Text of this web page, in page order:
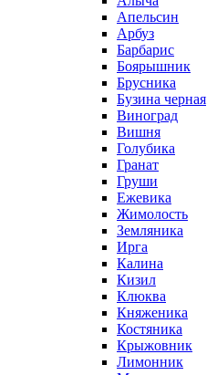
Апельсин
Арбуз
Барбарис
Боярышник
Брусника
Бузина черная
Виноград
Вишня
Голубика
Гранат
Груши
Ежевика
Жимолость
Земляника
Ирга
Калина
Кизил
Клюква
Княженика
Костяника
Крыжовник
Лимонник